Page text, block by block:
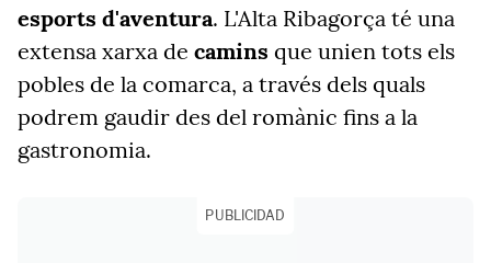
esports d'aventura. L'Alta Ribagorça té una
extensa xarxa de camins que unien tots els
pobles de la comarca, a través dels quals
podrem gaudir des del romànic fins a la
gastronomia.
PUBLICIDAD